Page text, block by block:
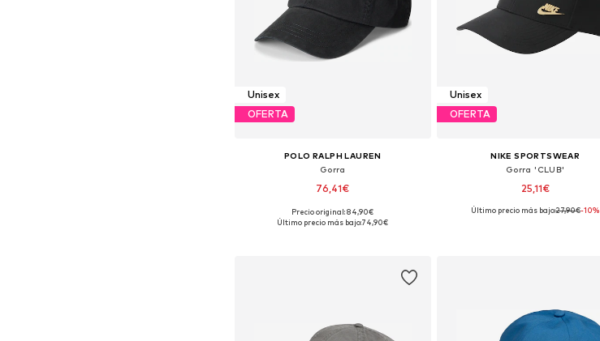
Unisex
OFERTA
POLO RALPH LAUREN
Gorra
76,41€
Tallas disponibles: 55-60
Precio original: 84,90€
Último precio más bajo:74,90€
Unisex
OFERTA
NIKE SPORTSWEAR
Gorra 'CLUB'
25,11€
Tallas disponibles: 55-60
Último precio más bajo:27,90€-10%